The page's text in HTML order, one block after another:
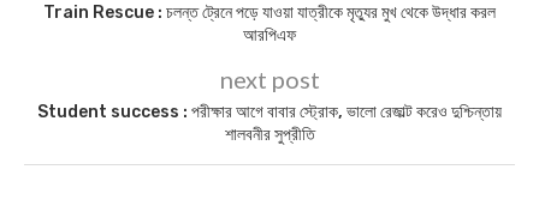
Train Rescue : চলন্ত ট্রেনে পড়ে যাওয়া যাত্রীকে মৃত্যুর মুখ থেকে উদ্ধার করল
আরপিএফ
next post
Student success : পরীক্ষার আগে বাবার স্ট্রোক, ভালো রেজাল্ট করেও দুশ্চিন্তায়
শালবনীর সুপ্রীতি